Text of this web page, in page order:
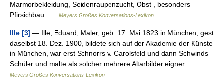
Marmorbekleidung, Seidenraupenzucht, Obst , besonders
Pfirsichbau …
Meyers Großes Konversations-Lexikon
Ille [3] — Ille, Eduard, Maler, geb. 17. Mai 1823 in München, gest.
daselbst 18. Dez. 1900, bildete sich auf der Akademie der Künste
in München, war erst Schnorrs v. Carolsfeld und dann Schwinds
Schüler und malte als solcher mehrere Altarbilder eigner… …
Meyers Großes Konversations-Lexikon